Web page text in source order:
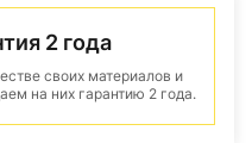
2 года
своих материалов и
на них гарантию 2 года.